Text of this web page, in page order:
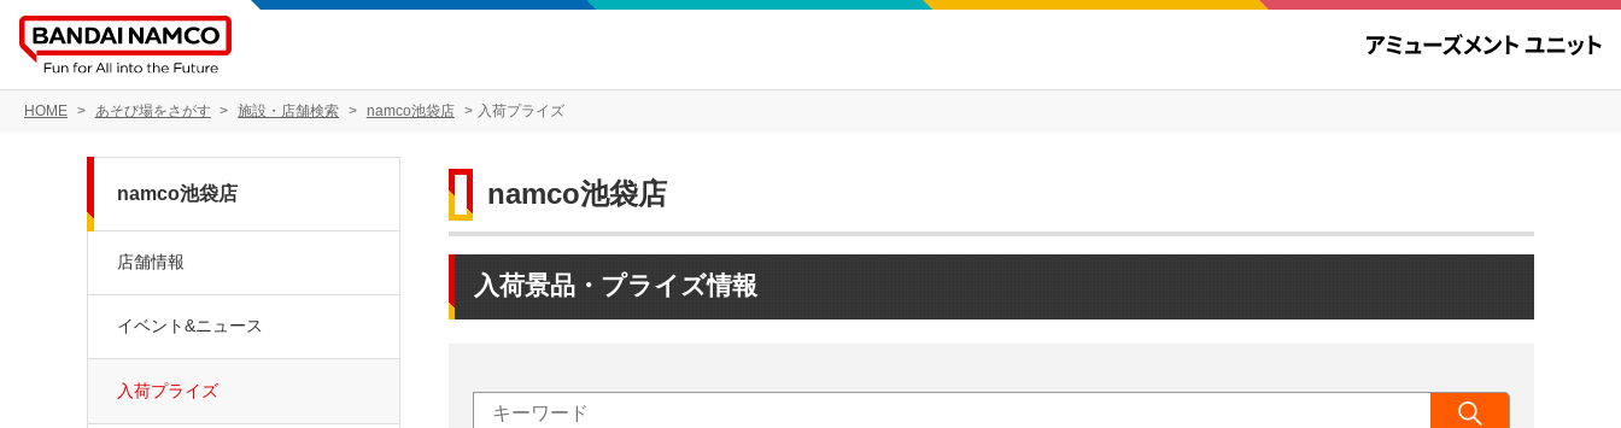
HOME あそび場をさがす 施設・店舗検索 namco池袋店 入荷プライズ
namco池袋店
入荷景品・プライズ情報
namco池袋店
店舗情報
イベント&ニュース
入荷プライズ